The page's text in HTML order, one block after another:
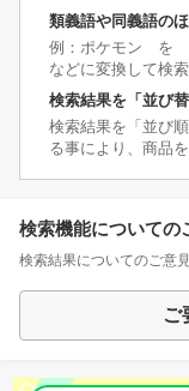
類義語や同義語の
例：ポケモン を
などに変換して検
検索結果を「並び
検索結果を「並び
る事により、商品
検索機能についての
検索結果についてのご意
ご